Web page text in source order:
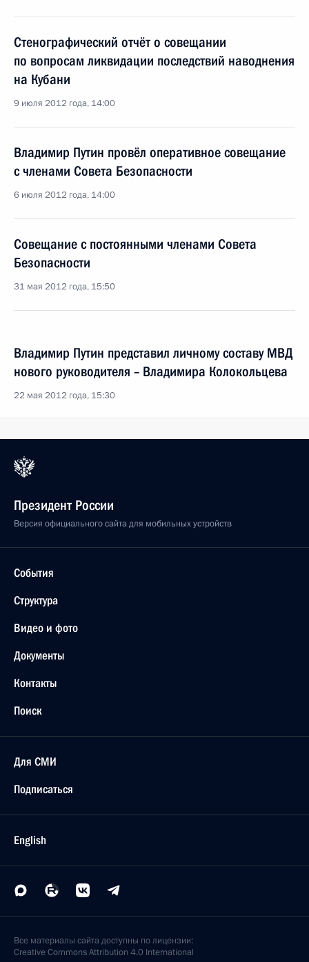
Стенографический отчёт о совещании
по вопросам ликвидации последствий наводнения
на Кубани
9 июля 2012 года, 14:00
Владимир Путин провёл оперативное совещание
с членами Совета Безопасности
6 июля 2012 года, 14:00
Совещание с постоянными членами Совета
Безопасности
31 мая 2012 года, 15:50
Владимир Путин представил личному составу МВД
нового руководителя – Владимира Колокольцева
22 мая 2012 года, 15:30
Президент России
Версия официального сайта для мобильных устройств
События
Структура
Видео и фото
Документы
Контакты
Поиск
Для СМИ
Подписаться
English
Все материалы сайта доступны по лицензии:
Creative Commons Attribution 4.0 International